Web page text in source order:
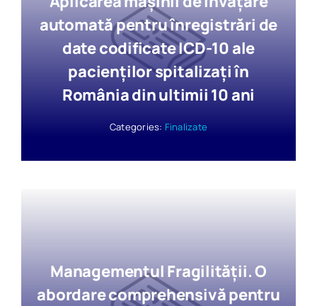
automată pentru înregistrări de
date codificate ICD-10 ale
pacienților spitalizați în
România din ultimii 10 ani
Categories: Finalizate
Managementul Fragilităţii. O
abordare comprehensivă pentru